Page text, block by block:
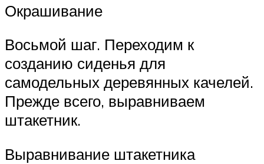
Окрашивание
Восьмой шаг. Переходим к
созданию сиденья для
самодельных деревянных качелей.
Прежде всего, выравниваем
штакетник.
Выравнивание штакетника